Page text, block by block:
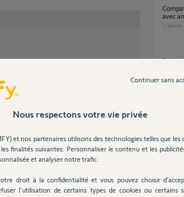
ou en manuel (depuis un PC ou
vos équipements RTS et, ce,
soient en RTS.
Compatibilité récepteur Izymo io (1822649)
avec
1 réponse
Pilotage portail Control Box 3S IO via
15
22
Nous respectons votre vie privée
et nos partenaires utilisons des technologies telles que les
finalités suivantes: Personnaliser le contenu et les
et analyser notre trafic.
droit à la confidentialité et vous pouvez choisir
l'utilisation de certains types de cookies ou certains
Continuer sans